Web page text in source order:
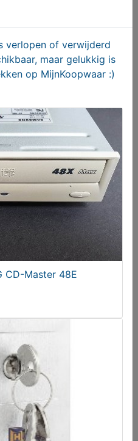
LM velgen 19inch,
verlopen of verwijderd
maar gelukkig is
op MijnKoopwaar :)
CD-Master 48E